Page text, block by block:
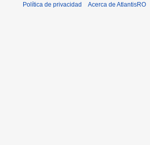
Política de privacidad Acerca de AtlantisRO